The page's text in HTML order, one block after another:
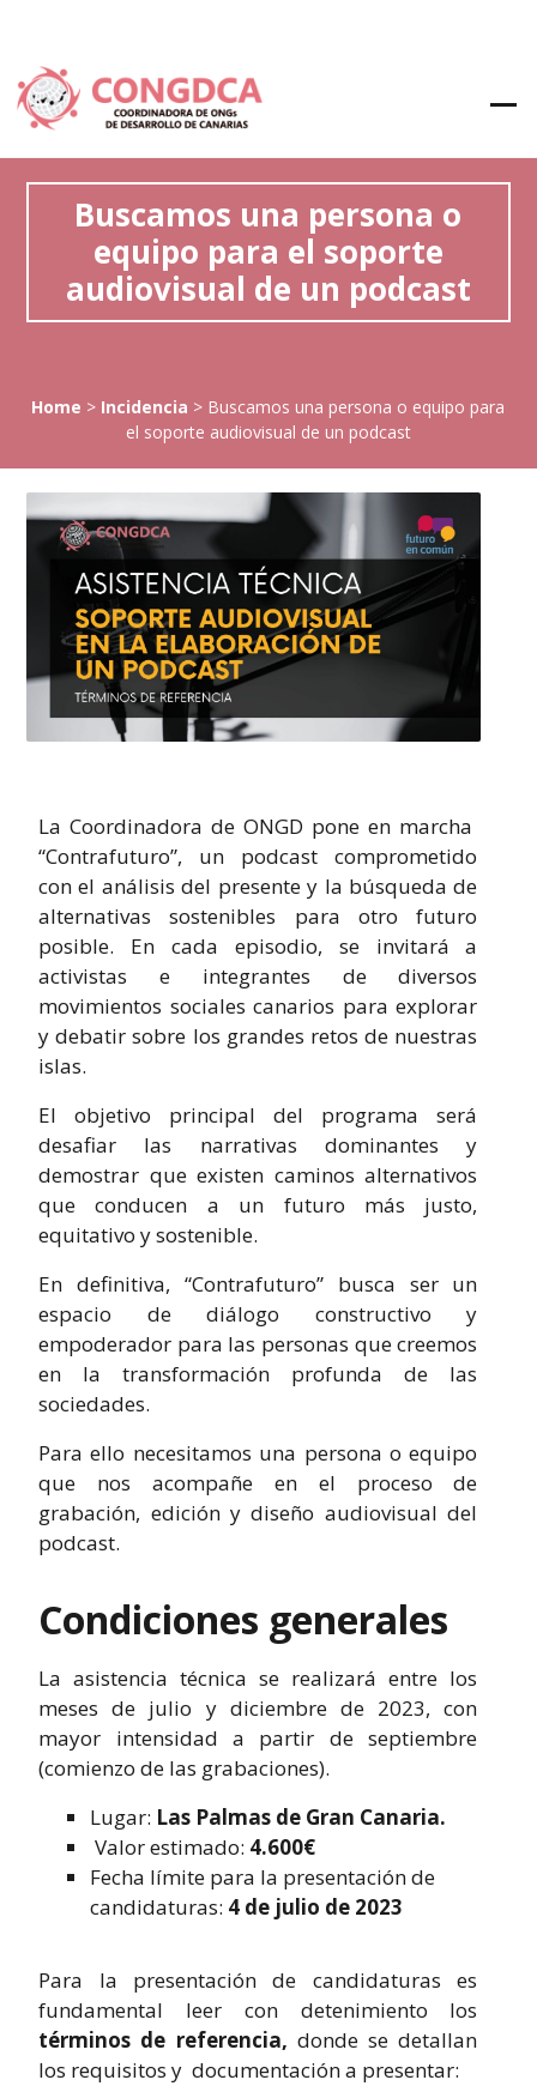
Buscamos una persona o
equipo para el soporte
audiovisual de un podcast
Home > Incidencia > Buscamos una persona o equipo para
el soporte audiovisual de un podcast
La Coordinadora de ONGD pone en marcha
“Contrafuturo”, un podcast comprometido
con el análisis del presente y la búsqueda de
alternativas sostenibles para otro futuro
posible. En cada episodio, se invitará a
activistas e integrantes de diversos
movimientos sociales canarios para explorar
y debatir sobre los grandes retos de nuestras
islas.
El objetivo principal del programa será
desafiar las narrativas dominantes y
demostrar que existen caminos alternativos
que conducen a un futuro más justo,
equitativo y sostenible.
En definitiva, “Contrafuturo” busca ser un
espacio de diálogo constructivo y
empoderador para las personas que creemos
en la transformación profunda de las
sociedades.
Para ello necesitamos una persona o equipo
que nos acompañe en el proceso de
grabación, edición y diseño audiovisual del
podcast.
Condiciones generales
La asistencia técnica se realizará entre los
meses de julio y diciembre de 2023, con
mayor intensidad a partir de septiembre
(comienzo de las grabaciones).
Lugar: Las Palmas de Gran Canaria.
Valor estimado: 4.600€
Fecha límite para la presentación de
candidaturas: 4 de julio de 2023
Para la presentación de candidaturas es
fundamental leer con detenimiento los
términos de referencia, donde se detallan
los requisitos y documentación a presentar: